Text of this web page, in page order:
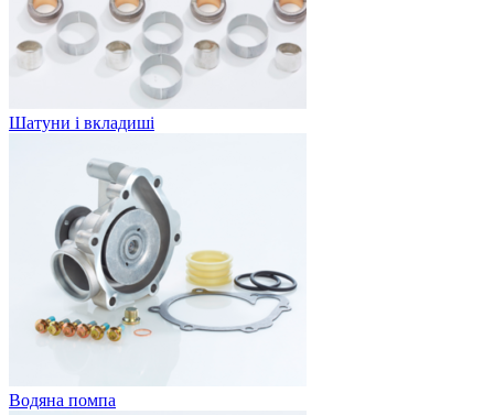
Шатуни і вкладиші
Водяна помпа